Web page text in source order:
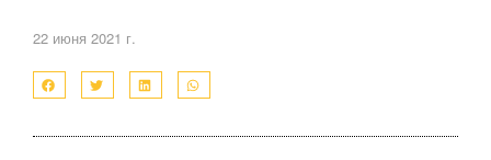
22 июня 2021 г.